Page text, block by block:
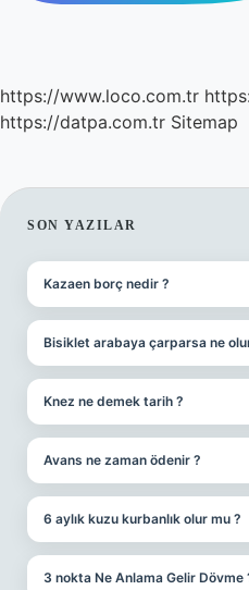
https://www.loco.com.tr
https://datpa.com.tr Sitemap
SIDEBAR
SON YAZILAR
Kazaen borç nedir ?
Bisiklet arabaya çarparsa ne
Knez ne demek tarih ?
Avans ne zaman ödenir ?
6 aylık kuzu kurbanlık olur mu ?
3 nokta Ne Anlama Gelir Dövme